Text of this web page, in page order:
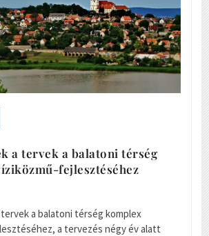
a tervek a balatoni térség
fejlesztéséhez
a balatoni térség komplex
a tervezés négy év alatt